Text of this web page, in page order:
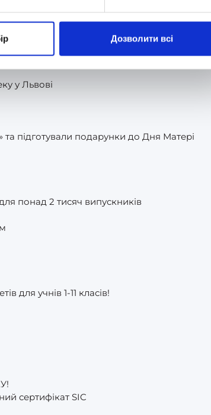
Дозволити всі
ялинку.
у Львові
та підготували подарунки до Дня Матері
понад 2 тисяч випускників
для учнів 1-11 класів!
сертифікат SIC